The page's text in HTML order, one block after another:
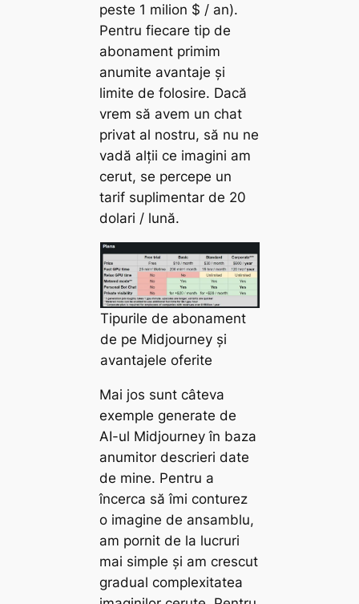
peste 1 milion $ / an).
Pentru fiecare tip de
abonament primim
anumite avantaje și
limite de folosire. Dacă
vrem să avem un chat
privat al nostru, să nu ne
vadă alții ce imagini am
cerut, se percepe un
tarif suplimentar de 20
dolari / lună.
Tipurile de abonament
de pe Midjourney și
avantajele oferite
Mai jos sunt câteva
exemple generate de
AI-ul Midjourney în baza
anumitor descrieri date
de mine. Pentru a
încerca să îmi conturez
o imagine de ansamblu,
am pornit de la lucruri
mai simple și am crescut
gradual complexitatea